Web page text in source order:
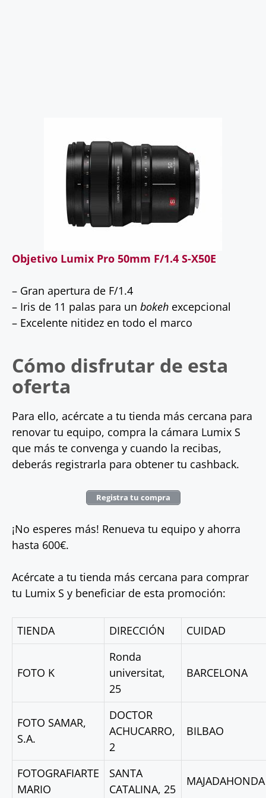
Objetivo Lumix Pro 50mm F/1.4 S-X50E
– Gran apertura de F/1.4
– Iris de 11 palas para un bokeh excepcional
– Excelente nitidez en todo el marco
Cómo disfrutar de esta
oferta
Para ello, acércate a tu tienda más cercana para
renovar tu equipo, compra la cámara Lumix S
que más te convenga y cuando la recibas,
deberás registrarla para obtener tu cashback.
Registra tu compra
¡No esperes más! Renueva tu equipo y ahorra
hasta 600€.
Acércate a tu tienda más cercana para comprar
tu Lumix S y beneficiar de esta promoción:
TIENDA DIRECCIÓN CUIDAD
FOTO K
Ronda
universitat,
25
BARCELONA
FOTO SAMAR,
S.A.
DOCTOR
ACHUCARRO,
2
BILBAO
FOTOGRAFIARTE
MARIO
SANTA
CATALINA, 25
MAJADAHONDA